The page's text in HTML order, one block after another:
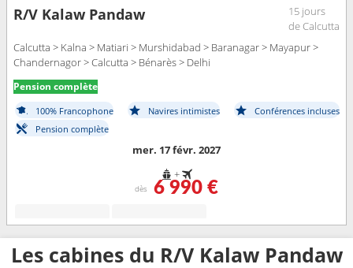
R/V Kalaw Pandaw
15 jours
de Calcutta
Calcutta > Kalna > Matiari > Murshidabad > Baranagar > Mayapur >
Chandernagor > Calcutta > Bénarès > Delhi
Pension complète
100% Francophone Navires intimistes
Conférences incluses
Pension complète
mer. 17 févr. 2027
+
dès 6 990 €
Les cabines du R/V Kalaw Pandaw